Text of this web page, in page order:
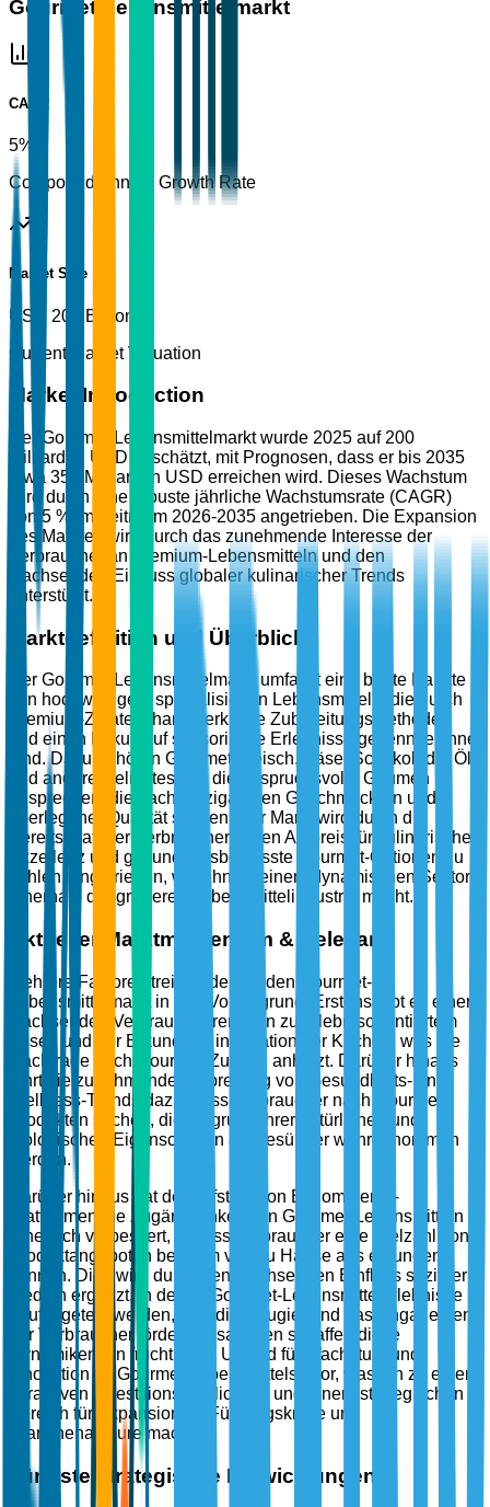
Gourmet-Lebensmittelmarkt
CAGR
5%
Compound Annual Growth Rate
Market Size
USD 200 Billion
Current Market Valuation
Market Introduction
Der Gourmet-Lebensmittelmarkt wurde 2025 auf 200
Milliarden USD geschätzt, mit Prognosen, dass er bis 2035
etwa 350 Milliarden USD erreichen wird. Dieses Wachstum
wird durch eine robuste jährliche Wachstumsrate (CAGR)
von 5 % im Zeitraum 2026-2035 angetrieben. Die Expansion
des Marktes wird durch das zunehmende Interesse der
Verbraucher an Premium-Lebensmitteln und den
wachsenden Einfluss globaler kulinarischer Trends
unterstützt.
Marktdefinition und Überblick
Der Gourmet-Lebensmittelmarkt umfasst eine breite Palette
von hochwertigen, spezialisierten Lebensmitteln, die durch
Premium-Zutaten, handwerkliche Zubereitungsmethoden
und einen Fokus auf sensorische Erlebnisse gekennzeichnet
sind. Dazu gehören Gourmet-Fleisch, Käse, Schokolade, Öle
und andere Delikatessen, die anspruchsvolle Gaumen
ansprechen, die nach einzigartigen Geschmäckern und
überlegener Qualität suchen. Der Markt wird durch die
Bereitschaft der Verbraucher, einen Aufpreis für kulinarische
Exzellenz und gesundheitsbewusste Gourmet-Optionen zu
zahlen, angetrieben, was ihn zu einem dynamischen Sektor
innerhalb der größeren Lebensmittelindustrie macht.
Aktueller Marktmomentum & Relevanz
Mehrere Faktoren treiben derzeit den Gourmet-
Lebensmittelmarkt in den Vordergrund. Erstens gibt es einen
wachsenden Verbrauchertrend hin zu erlebnisorientiertem
Essen und der Erkundung internationaler Küchen, was die
Nachfrage nach Gourmet-Zutaten anheizt. Darüber hinaus
führt die zunehmende Verbreitung von Gesundheits- und
Wellness-Trends dazu, dass Verbraucher nach Gourmet-
Produkten suchen, die aufgrund ihrer natürlichen und
biologischen Eigenschaften als gesünder wahrgenommen
werden.
Darüber hinaus hat der Aufstieg von E-Commerce-
Plattformen die Zugänglichkeit von Gourmet-Lebensmitteln
erheblich verbessert, sodass Verbraucher eine Vielzahl von
Produktangeboten bequem von zu Hause aus erkunden
können. Dies wird durch den wachsenden Einfluss sozialer
Medien ergänzt, in denen Gourmet-Lebensmittelerlebnisse
häufig geteilt werden, was die Neugier und das Engagement
der Verbraucher fördert. Zusammen schaffen diese
Dynamiken ein fruchtbares Umfeld für Wachstum und
Innovation im Gourmet-Lebensmittelsektor, was ihn zu einer
attraktiven Investitionsmöglichkeit und einem strategischen
Bereich für Expansion für Führungskräfte und
Branchenakteure macht.
Jüngste strategische Entwicklungen